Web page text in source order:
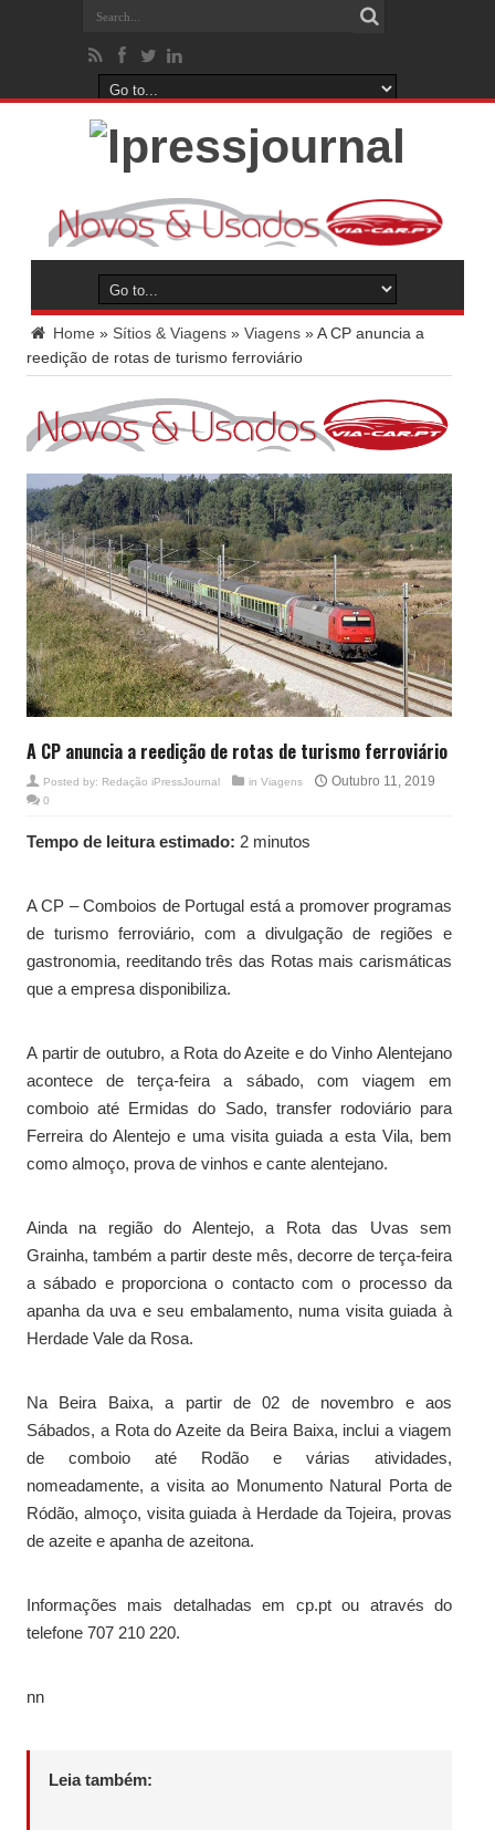
Home » Sítios & Viagens » Viagens »A CP anuncia a
reedição de rotas de turismo ferroviário
A CP anuncia a reedição de rotas de turismo ferroviário
Posted by: Redação iPressJournal in Viagens Outubro 11, 2019
0
Tempo de leitura estimado: 2 minutos
A CP – Comboios de Portugal está a promover programas
de turismo ferroviário, com a divulgação de regiões e
gastronomia, reeditando três das Rotas mais carismáticas
que a empresa disponibiliza.
A partir de outubro, a Rota do Azeite e do Vinho Alentejano
acontece de terça-feira a sábado, com viagem em
comboio até Ermidas do Sado, transfer rodoviário para
Ferreira do Alentejo e uma visita guiada a esta Vila, bem
como almoço, prova de vinhos e cante alentejano.
Ainda na região do Alentejo, a Rota das Uvas sem
Grainha, também a partir deste mês, decorre de terça-feira
a sábado e proporciona o contacto com o processo da
apanha da uva e seu embalamento, numa visita guiada à
Herdade Vale da Rosa.
Na Beira Baixa, a partir de 02 de novembro e aos
Sábados, a Rota do Azeite da Beira Baixa, inclui a viagem
de comboio até Rodão e várias atividades,
nomeadamente, a visita ao Monumento Natural Porta de
Ródão, almoço, visita guiada à Herdade da Tojeira, provas
de azeite e apanha de azeitona.
Informações mais detalhadas em cp.pt ou através do
telefone 707 210 220.
nn
Leia também: